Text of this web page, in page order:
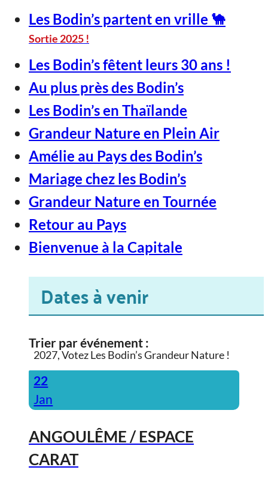
Les Bodin’s partent en vrille 🐪
Sortie 2025 !
Les Bodin’s fêtent leurs 30 ans !
Au plus près des Bodin’s
Les Bodin’s en Thaïlande
Grandeur Nature en Plein Air
Amélie au Pays des Bodin’s
Mariage chez les Bodin’s
Grandeur Nature en Tournée
Retour au Pays
Bienvenue à la Capitale
Dates à venir
Trier par événement :
2027, Votez Les Bodin’s Grandeur Nature !
22
Jan
ANGOULÊME / ESPACE
CARAT